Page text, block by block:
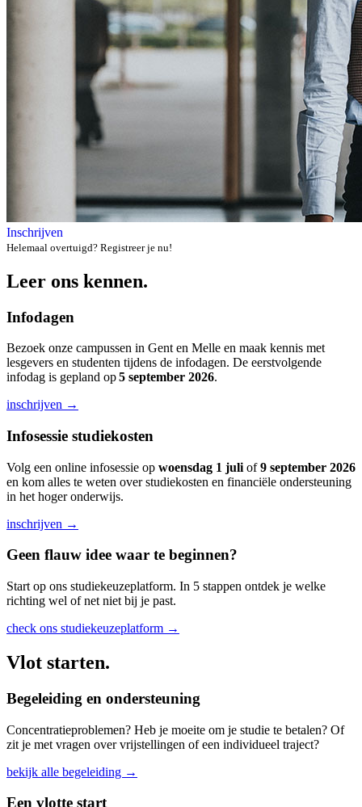
Inschrijven
Helemaal overtuigd? Registreer je nu!
Leer ons kennen.
Infodagen
Bezoek onze campussen in Gent en Melle en maak kennis met
lesgevers en studenten tijdens de infodagen. De eerstvolgende
infodag is gepland op5 september 2026.
inschrijven →
Infosessie studiekosten
Volg een online infosessie op woensdag 1 juli of9 september 2026
en kom alles te weten over studiekosten en financiële ondersteuning
in het hoger onderwijs.
inschrijven →
Geen flauw idee waar te beginnen?
Start op ons studiekeuzeplatform. In 5 stappen ontdek je welke
richting wel of net niet bij je past.
check ons studiekeuzeplatform →
Vlot starten.
Begeleiding en ondersteuning
Concentratieproblemen? Heb je moeite om je studie te betalen? Of
zit je met vragen over vrijstellingen of een individueel traject?
bekijk alle begeleiding →
Een vlotte start